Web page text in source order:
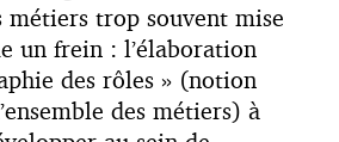
métiers trop souvent mise
un frein : l’élaboration
des rôles » (notion
des métiers) à